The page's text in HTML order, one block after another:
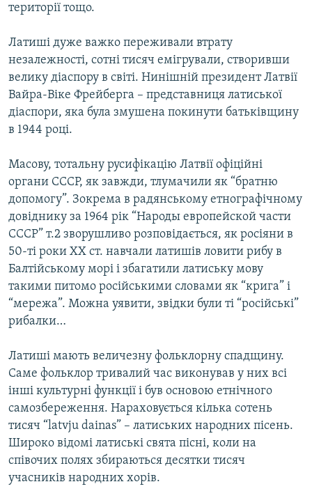
території тощо.
Латиші дуже важко переживали втрату
незалежності, сотні тисяч емігрували, створивши
велику діаспору в світі. Нинішній президент Латвії
Вайра-Віке Фрейберга – представниця латиської
діаспори, яка була змушена покинути батьківщину
в 1944 році.
Масову, тотальну русифікацію Латвії офіційні
органи СССР, як завжди, тлумачили як “братню
допомогу”. Зокрема в радянському етнографічному
довіднику за 1964 рік “Народы европейской части
СССР” т.2 зворушливо розповідається, як росіяни в
50-ті роки ХХ ст. навчали латишів ловити рибу в
Балтійському морі і збагатили латиську мову
такими питомо російськими словами як “крига” і
“мережа”. Можна уявити, звідки були ті “російські”
рибалки…
Латиші мають величезну фольклорну спадщину.
Саме фольклор тривалий час виконував у них всі
інші культурні функції і був основою етнічного
самозбереження. Нараховується кілька сотень
тисяч “latvju dainаs” – латиських народних пісень.
Широко відомі латиські свята пісні, коли на
співочих полях збираються десятки тисяч
учасників народних хорів.